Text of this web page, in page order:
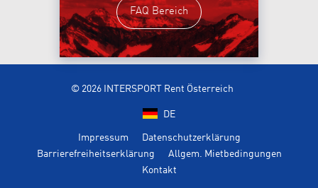
FAQ Bereich
© 2026 INTERSPORT Rent Österreich
DE
Impressum
Datenschutzerklärung
Barrierefreiheitserklärung
Allgem. Mietbedingungen
Kontakt